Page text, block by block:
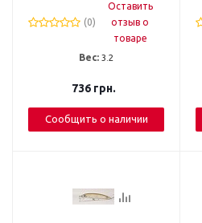
(0)
Оставить
отзыв о
товаре
Вес: 3.2
736грн.
Сообщить о наличии